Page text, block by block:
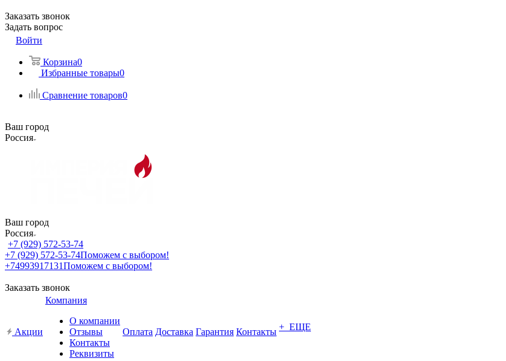
Заказать звонок
Задать вопрос
Войти
Корзина0
Избранные товары0
Сравнение товаров0
Ваш город
Россия
Ваш город
Россия
+7 (929) 572-53-74
+7 (929) 572-53-74Поможем с выбором!
+74993917131Поможем с выбором!
Заказать звонок
Акции
Компания
О компании
Отзывы
Контакты
Реквизиты
Оплата Доставка Гарантия Контакты + ЕЩЕ